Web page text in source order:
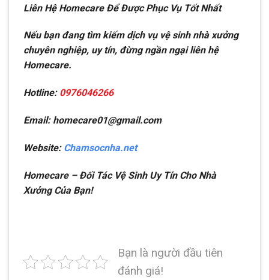
Liên Hệ Homecare Để Được Phục Vụ Tốt Nhất
Nếu bạn đang tìm kiếm dịch vụ vệ sinh nhà xưởng
chuyên nghiệp, uy tín, đừng ngần ngại liên hệ
Homecare.
Hotline: 0976046266
Email: homecare01@gmail.com
Website:Chamsocnha.net
Homecare – Đối Tác Vệ Sinh Uy Tín Cho Nhà
Xưởng Của Bạn!
Bạn là người đầu tiên
đánh giá!